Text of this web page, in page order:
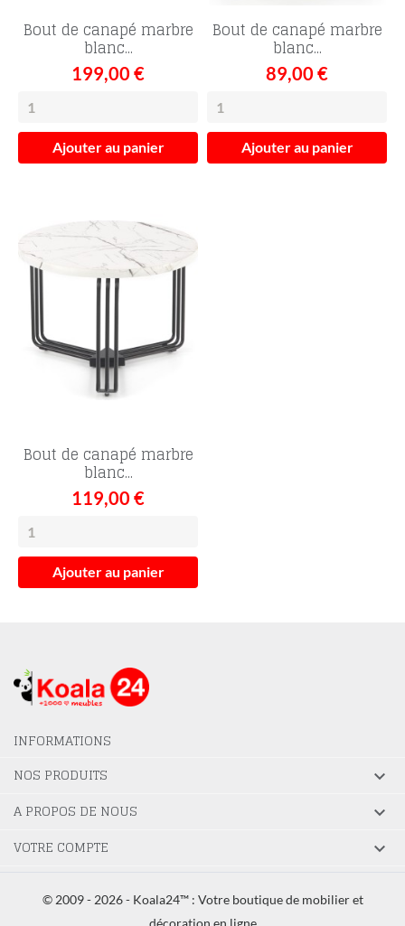
Bout de canapé marbre
blanc...
199,00 €
Ajouter au panier
Bout de canapé marbre
blanc...
89,00 €
Ajouter au panier
Bout de canapé marbre
blanc...
119,00 €
Ajouter au panier
INFORMATIONS
NOS PRODUITS

A PROPOS DE NOUS 
VOTRE COMPTE 
© 2009 - 2026 - Koala24™ : Votre boutique de mobilier et